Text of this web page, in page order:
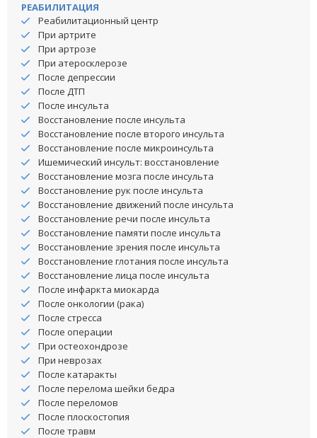
РЕАБИЛИТАЦИЯ
Реабилитационный центр
При артрите
При артрозе
При атеросклерозе
После депрессии
После ДТП
После инсульта
Восстановление после инсульта
Восстановление после второго инсульта
Восстановление после микроинсульта
Ишемический инсульт: восстановление
Восстановление мозга после инсульта
Восстановление рук после инсульта
Восстановление движений после инсульта
Восстановление речи после инсульта
Восстановление памяти после инсульта
Восстановление зрения после инсульта
Восстановление глотания после инсульта
Восстановление лица после инсульта
После инфаркта миокарда
После онкологии (рака)
После стресса
После операции
При остеохондрозе
При неврозах
После катаракты
После перелома шейки бедра
После переломов
После плоскостопия
После травм